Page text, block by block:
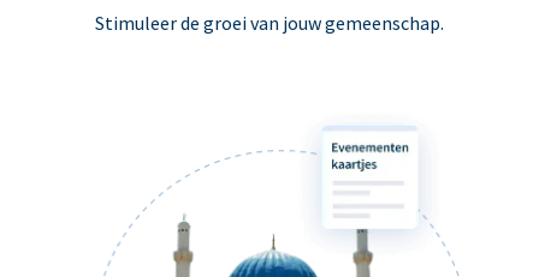
Stimuleer de groei van jouw gemeenschap.